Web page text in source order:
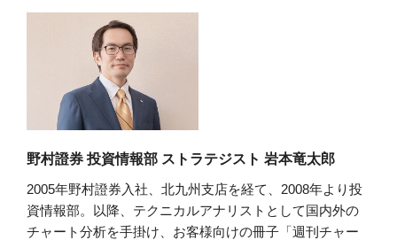
野村證券 投資情報部 ストラテジスト 岩本竜太郎
2005年野村證券入社、北九州支店を経て、2008年より投
資情報部。以降、テクニカルアナリストとして国内外の
チャート分析を手掛け、お客様向けの冊子「週刊チャー